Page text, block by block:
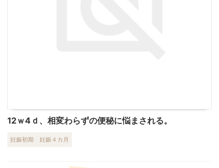
12ｗ4ｄ、相変わらずの便秘に悩まされる。
妊娠初期 妊娠４カ月